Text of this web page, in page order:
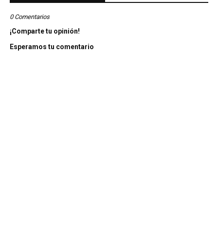
0 Comentarios
¡Comparte tu opinión!
Esperamos tu comentario